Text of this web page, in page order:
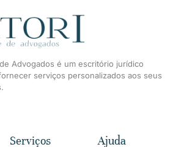
Advogados é um escritório jurídico
serviços personalizados aos seus
Serviços Ajuda